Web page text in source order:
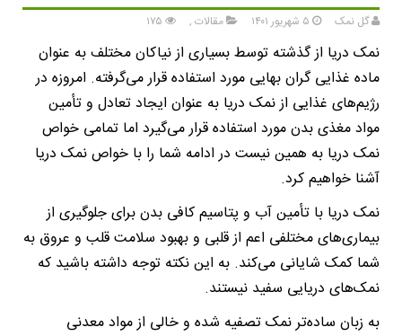
گل نمک مقالات ,
نمک دریا از گذشته توسط بسیاری از نیاکان مختلف به عنوان
ماده غذایی گران بهایی مورد استفاده قرار می‌گرفته. امروزه در
رژیم‌های غذایی از نمک دریا به عنوان ایجاد تعادل و تأمین
مواد مغذی بدن مورد استفاده قرار می‌گیرد اما تمامی خواص
نمک دریا به همین نیست در ادامه شما را با خواص نمک دریا
آشنا خواهیم کرد.
نمک دریا با تأمین آب و پتاسیم کافی بدن برای جلوگیری از
بیماری‌های مختلفی اعم از قلبی و بهبود سلامت قلب و عروق به
شما کمک شایانی می‌کند. به این نکته توجه داشته باشید که
نمک‌های دریایی سفید نیستند.
به زبان ساده‌تر نمک تصفیه شده و خالی از مواد معدنی